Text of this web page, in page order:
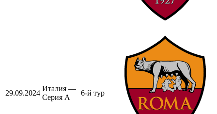
29.09.2024
Италия —
Серия А
6-й тур